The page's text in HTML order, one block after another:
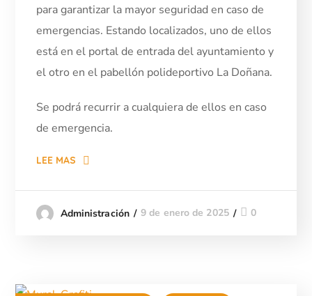
para garantizar la mayor seguridad en caso de
emergencias. Estando localizados, uno de ellos
está en el portal de entrada del ayuntamiento y
el otro en el pabellón polideportivo La Doñana.
Se podrá recurrir a cualquiera de ellos en caso
de emergencia.
LEE MAS
Administración 9 de enero de 2025 0